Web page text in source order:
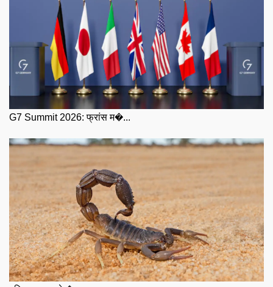
G7 Summit 2026: फ्रांस म�...